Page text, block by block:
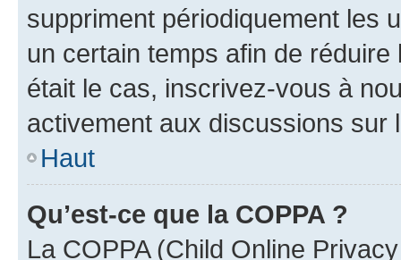
suppriment périodiquement les
un certain temps afin de
était le cas, inscrivez-vous à
activement aux discussions sur
Haut
Qu’est-ce que la COPPA ?
La COPPA (Child Online